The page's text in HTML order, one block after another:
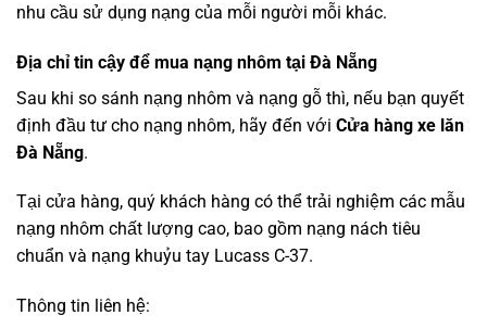
nhu cầu sử dụng nạng của mỗi người mỗi khác.
Địa chỉ tin cậy để mua nạng nhôm tại Đà Nẵng
Sau khi so sánh nạng nhôm và nạng gỗ thì, nếu bạn quyết
định đầu tư cho nạng nhôm, hãy đến với Cửa hàng xe lăn
Đà Nẵng.
Tại cửa hàng, quý khách hàng có thể trải nghiệm các mẫu
nạng nhôm chất lượng cao, bao gồm nạng nách tiêu
chuẩn và nạng khuỷu tay Lucass C-37.
Thông tin liên hệ: